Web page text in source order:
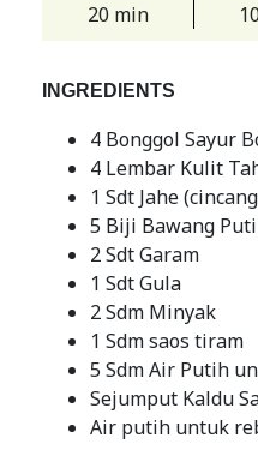
20 min
INGREDIENTS
4 Bonggol Sayur
4 Lembar Kulit
1 Sdt Jahe
5 Biji Bawang
2 Sdt Garam
1 Sdt Gula
2 Sdm Minyak
1 Sdm saos tiram
5 Sdm Air Putih
Sejumput Kaldu
Air putih untuk